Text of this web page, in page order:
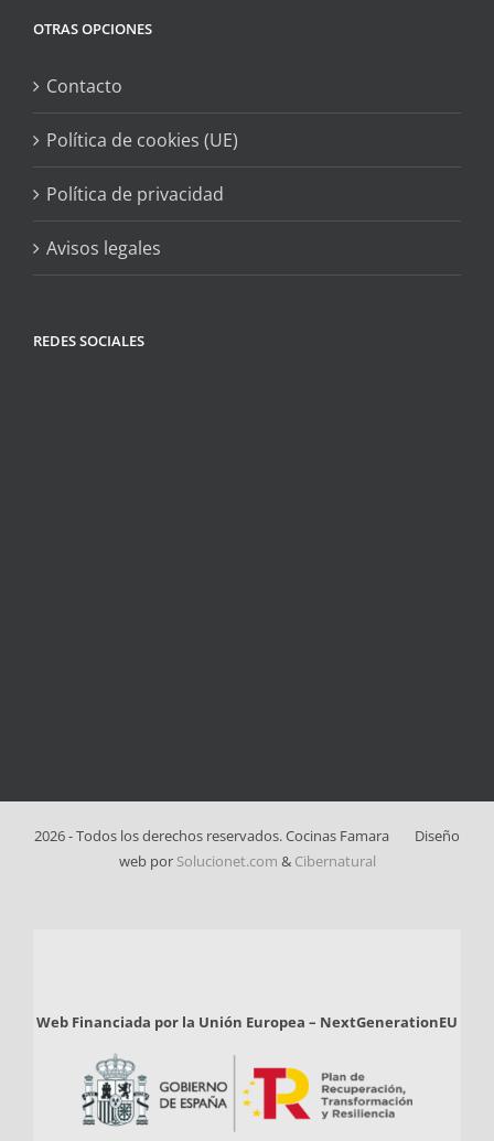
OTRAS OPCIONES
Contacto
Política de cookies (UE)
Política de privacidad
Avisos legales
REDES SOCIALES
2026 - Todos los derechos reservados. Cocinas Famara
Diseño
web por Solucionet.com & Cibernatural
Web Financiada por la Unión Europea – NextGenerationEU